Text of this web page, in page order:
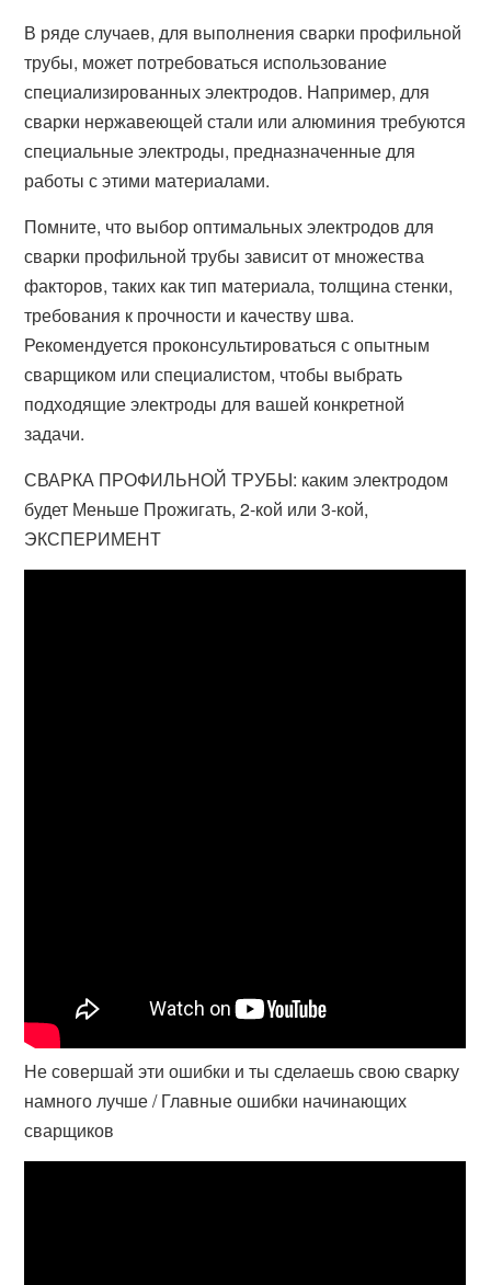
В ряде случаев, для выполнения сварки профильной
трубы, может потребоваться использование
специализированных электродов. Например, для
сварки нержавеющей стали или алюминия требуются
специальные электроды, предназначенные для
работы с этими материалами.
Помните, что выбор оптимальных электродов для
сварки профильной трубы зависит от множества
факторов, таких как тип материала, толщина стенки,
требования к прочности и качеству шва.
Рекомендуется проконсультироваться с опытным
сварщиком или специалистом, чтобы выбрать
подходящие электроды для вашей конкретной
задачи.
СВАРКА ПРОФИЛЬНОЙ ТРУБЫ: каким электродом
будет Меньше Прожигать, 2-кой или 3-кой,
ЭКСПЕРИМЕНТ
Не совершай эти ошибки и ты сделаешь свою сварку
намного лучше / Главные ошибки начинающих
сварщиков